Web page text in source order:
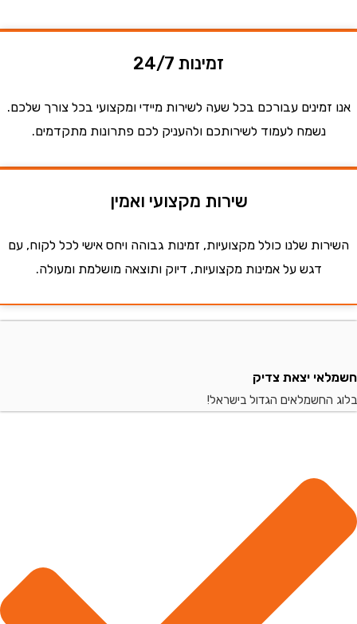
זמינות 24/7
עבורכם בכל שעה לשירות מיידי ומקצועי בכל צורך שלכם.
נשמח לעמוד לשירותכם ולהעניק לכם פתרונות מתקדמים.
שירות מקצועי ואמין
שלנו כולל מקצועיות, זמינות גבוהה ויחס אישי לכל לקוח, עם
דגש על אמינות מקצועיות, דיוק ותוצאה מושלמת ומעולה.
יצאת צדיק
הגדול בישראל!